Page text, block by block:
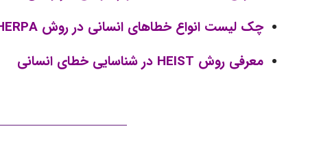
چک لیست انواع خطاهای انسانی در روش SHERPA
معرفی روش HEIST در شناسایی خطای انسانی